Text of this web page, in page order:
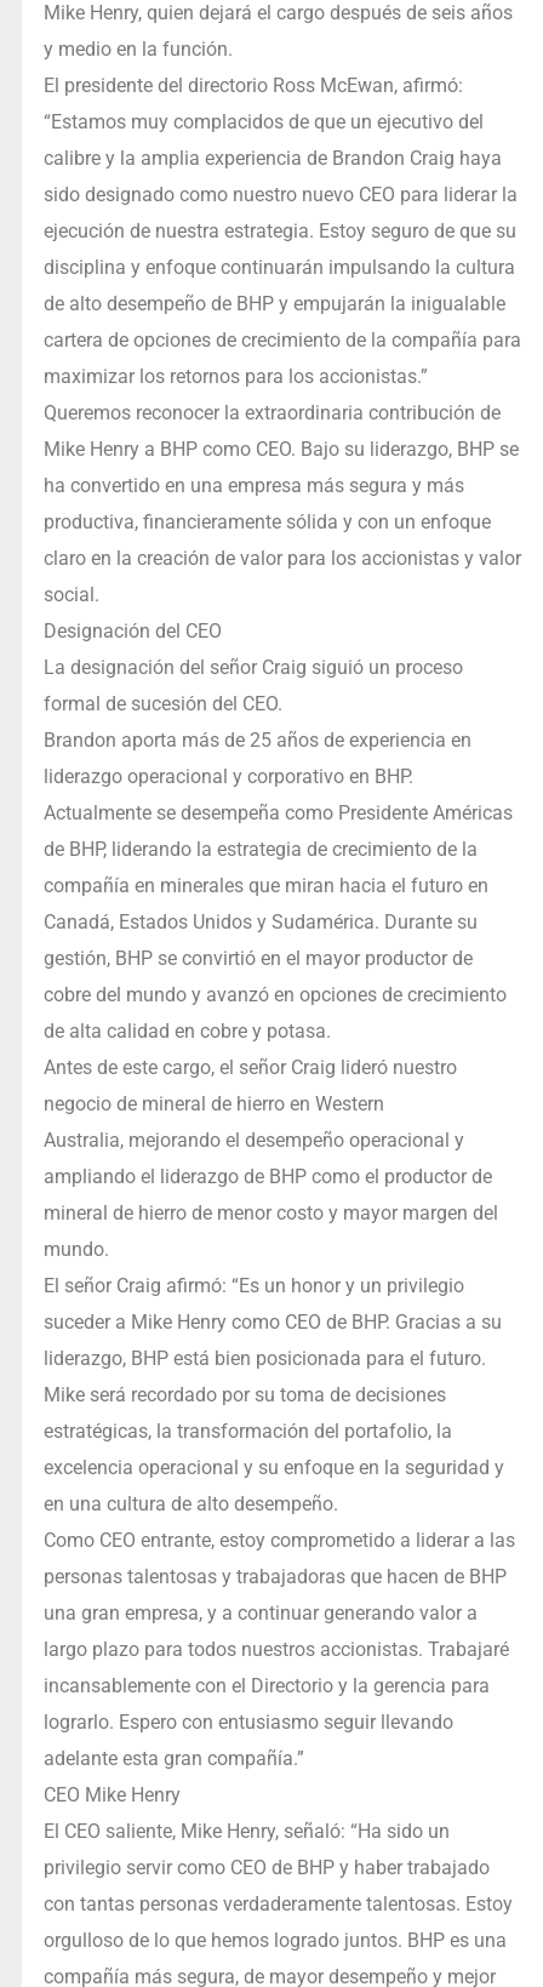
Mike Henry, quien dejará el cargo después de seis años
y medio en la función.
El presidente del directorio Ross McEwan, afirmó:
“Estamos muy complacidos de que un ejecutivo del
calibre y la amplia experiencia de Brandon Craig haya
sido designado como nuestro nuevo CEO para liderar la
ejecución de nuestra estrategia. Estoy seguro de que su
disciplina y enfoque continuarán impulsando la cultura
de alto desempeño de BHP y empujarán la inigualable
cartera de opciones de crecimiento de la compañía para
maximizar los retornos para los accionistas.”
Queremos reconocer la extraordinaria contribución de
Mike Henry a BHP como CEO. Bajo su liderazgo, BHP se
ha convertido en una empresa más segura y más
productiva, financieramente sólida y con un enfoque
claro en la creación de valor para los accionistas y valor
social.
Designación del CEO
La designación del señor Craig siguió un proceso
formal de sucesión del CEO.
Brandon aporta más de 25 años de experiencia en
liderazgo operacional y corporativo en BHP.
Actualmente se desempeña como Presidente Américas
de BHP, liderando la estrategia de crecimiento de la
compañía en minerales que miran hacia el futuro en
Canadá, Estados Unidos y Sudamérica. Durante su
gestión, BHP se convirtió en el mayor productor de
cobre del mundo y avanzó en opciones de crecimiento
de alta calidad en cobre y potasa.
Antes de este cargo, el señor Craig lideró nuestro
negocio de mineral de hierro en Western
Australia, mejorando el desempeño operacional y
ampliando el liderazgo de BHP como el productor de
mineral de hierro de menor costo y mayor margen del
mundo.
El señor Craig afirmó: “Es un honor y un privilegio
suceder a Mike Henry como CEO de BHP. Gracias a su
liderazgo, BHP está bien posicionada para el futuro.
Mike será recordado por su toma de decisiones
estratégicas, la transformación del portafolio, la
excelencia operacional y su enfoque en la seguridad y
en una cultura de alto desempeño.
Como CEO entrante, estoy comprometido a liderar a las
personas talentosas y trabajadoras que hacen de BHP
una gran empresa, y a continuar generando valor a
largo plazo para todos nuestros accionistas. Trabajaré
incansablemente con el Directorio y la gerencia para
lograrlo. Espero con entusiasmo seguir llevando
adelante esta gran compañía.”
CEO Mike Henry
El CEO saliente, Mike Henry, señaló: “Ha sido un
privilegio servir como CEO de BHP y haber trabajado
con tantas personas verdaderamente talentosas. Estoy
orgulloso de lo que hemos logrado juntos. BHP es una
compañía más segura, de mayor desempeño y mejor